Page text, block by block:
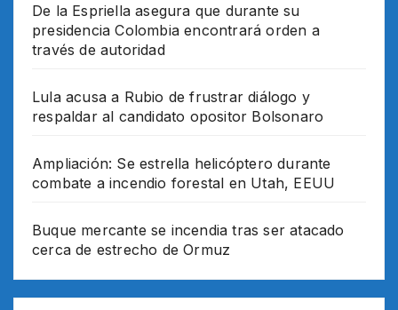
De la Espriella asegura que durante su
presidencia Colombia encontrará orden a
través de autoridad
Lula acusa a Rubio de frustrar diálogo y
respaldar al candidato opositor Bolsonaro
Ampliación: Se estrella helicóptero durante
combate a incendio forestal en Utah, EEUU
Buque mercante se incendia tras ser atacado
cerca de estrecho de Ormuz